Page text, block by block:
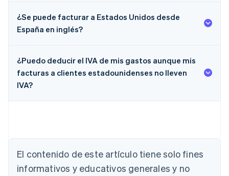
¿Se puede facturar a Estados Unidos desde
España en inglés?
¿Puedo deducir el IVA de mis gastos aunque mis
facturas a clientes estadounidenses no lleven
IVA?
El contenido de este artículo tiene solo fines
informativos y educativos generales y no
DeutschEnglish
Australia